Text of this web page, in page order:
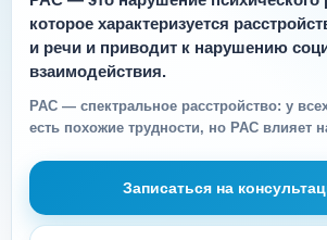
которое характеризуется
и речи и приводит к нарушению
взаимодействия.
РАС — спектральное расстройство: у
есть похожие трудности, но РАС влияет
Записаться на